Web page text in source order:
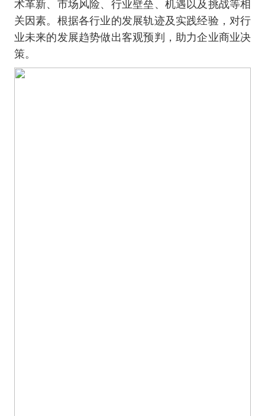
术革新、市场风险、行业壁垒、机遇以及挑战等相
关因素。根据各行业的发展轨迹及实践经验，对行
业未来的发展趋势做出客观预判，助力企业商业决
策。